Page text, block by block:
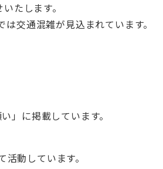
たします。
交通混雑が見込まれています。
」に掲載しています。
動しています。